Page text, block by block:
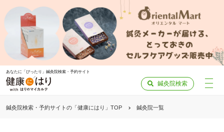
あなたに「ぴったり」鍼灸院検索・予約サイト
鍼灸院検索
鍼灸院検索・予約サイトの「健康にはり」TOP 鍼灸院一覧